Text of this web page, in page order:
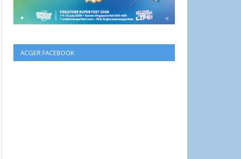
ACGER FACEBOOK